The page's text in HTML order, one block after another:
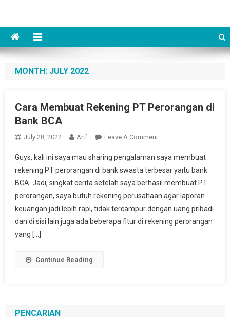
MONTH: JULY 2022
Cara Membuat Rekening PT Perorangan di
Bank BCA
July 28, 2022 Arif Leave A CommentOn
Membuat
Rekening
PT
Perorangan
Di
Bank
Guys, kali ini saya mau sharing pengalaman saya membuat
rekening PT perorangan di bank swasta terbesar yaitu bank
BCA. Jadi, singkat cerita setelah saya berhasil membuat PT
perorangan, saya butuh rekening perusahaan agar laporan
keuangan jadi lebih rapi, tidak tercampur dengan uang pribadi
dan di sisi lain juga ada beberapa fitur di rekening perorangan
yang […]
Continue Reading
PENCARIAN